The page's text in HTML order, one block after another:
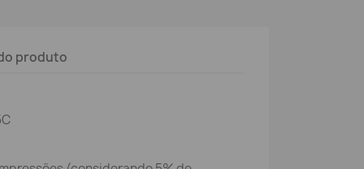
produto